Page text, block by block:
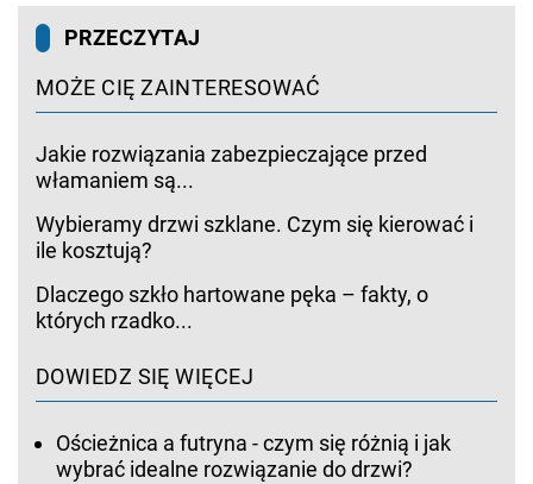
PRZECZYTAJ
MOŻE CIĘ ZAINTERESOWAĆ
Jakie rozwiązania zabezpieczające przed
włamaniem są...
Wybieramy drzwi szklane. Czym się kierować i
ile kosztują?
Dlaczego szkło hartowane pęka – fakty, o
których rzadko...
DOWIEDZ SIĘ WIĘCEJ
Ościeżnica a futryna - czym się różnią i jak
wybrać idealne rozwiązanie do drzwi?